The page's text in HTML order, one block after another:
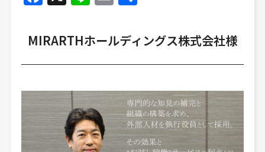
MIRARTHホールディングス株式会社様